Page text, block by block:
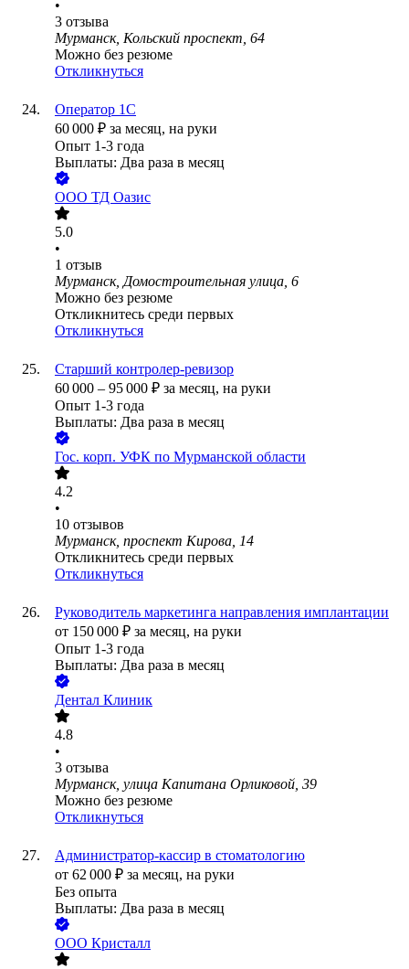
•
3 отзыва
Мурманск, Кольский проспект, 64
Можно без резюме
Откликнуться
Оператор 1С
60 000 ₽ за месяц, на руки
Опыт 1-3 года
Выплаты: Два раза в месяц
ООО ТД Оазис
5.0
•
1 отзыв
Мурманск, Домостроительная улица, 6
Можно без резюме
Откликнитесь среди первых
Откликнуться
Старший контролер-ревизор
60 000 – 95 000 ₽ за месяц, на руки
Опыт 1-3 года
Выплаты: Два раза в месяц
Гос. корп. УФК по Мурманской области
4.2
•
10 отзывов
Мурманск, проспект Кирова, 14
Откликнитесь среди первых
Откликнуться
Руководитель маркетинга направления имплантации
от 150 000 ₽ за месяц, на руки
Опыт 1-3 года
Выплаты: Два раза в месяц
Дентал Клиник
4.8
•
3 отзыва
Мурманск, улица Капитана Орликовой, 39
Можно без резюме
Откликнуться
Администратор-кассир в стоматологию
от 62 000 ₽ за месяц, на руки
Без опыта
Выплаты: Два раза в месяц
ООО Кристалл